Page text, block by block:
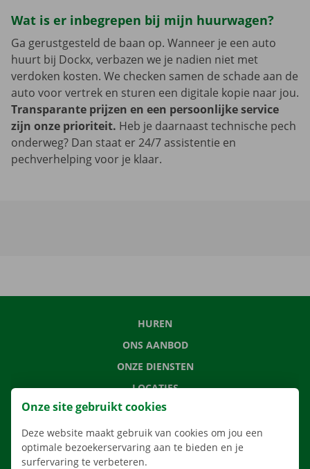
Wat is er inbegrepen bij mijn huurwagen?
Ga gerustgesteld de baan op. Wanneer je een auto
huurt bij Dockx, verbazen we je nadien niet met
verdoken kosten. We checken samen de schade aan de
auto voor vertrek en sturen een digitale kopie naar jou.
Transparante prijzen en een persoonlijke service
zijn onze prioriteit. Heb je daarnaast technische pech
onderweg? Dan staat er 24/7 assistentie en
pechverhelping voor je klaar.
HUREN
ONS AANBOD
ONZE DIENSTEN
LOCATIES
APP
VERHUISOPLOSSINGEN
Onze site gebruikt cookies
Deze website maakt gebruik van cookies om jou een
optimale bezoekerservaring aan te bieden en je
surfervaring te verbeteren.